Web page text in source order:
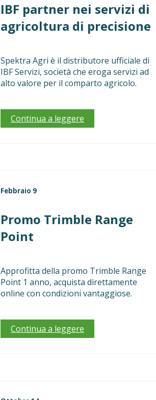
IBF partner nei servizi di
agricoltura di precisione
Spektra Agri è il distributore ufficiale di
IBF Servizi, società che eroga servizi ad
alto valore per il comparto agricolo.
Continua a leggere
Febbraio 9
Promo Trimble Range
Point
Approfitta della promo Trimble Range
Point 1 anno, acquista direttamente
online con condizioni vantaggiose.
Continua a leggere